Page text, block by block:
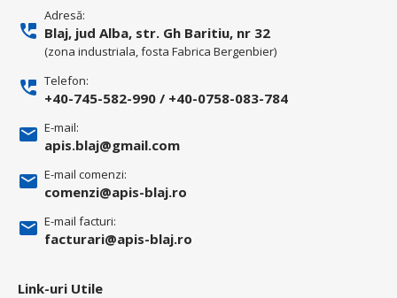
Adresă:
Blaj, jud Alba, str. Gh Baritiu, nr 32
(zona industriala, fosta Fabrica Bergenbier)
Telefon:
+40-745-582-990 / +40-0758-083-784
E-mail:
apis.blaj@gmail.com
E-mail comenzi:
comenzi@apis-blaj.ro
E-mail facturi:
facturari@apis-blaj.ro
Link-uri Utile